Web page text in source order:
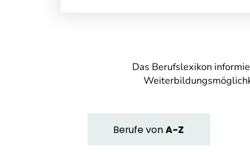
Das Berufslexikon
BerufevonA-Z